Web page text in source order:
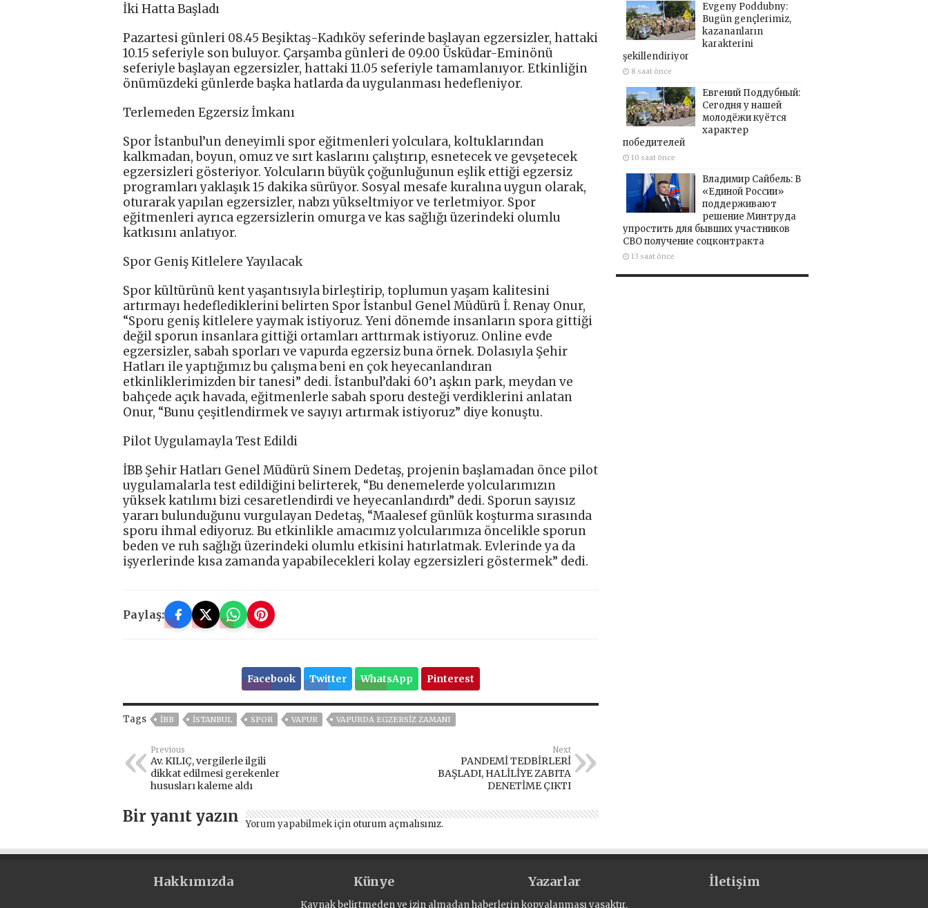
İki Hatta Başladı
Pazartesi günleri 08.45 Beşiktaş-Kadıköy seferinde başlayan egzersizler, hattaki
10.15 seferiyle son buluyor. Çarşamba günleri de 09.00 Üsküdar-Eminönü
seferiyle başlayan egzersizler, hattaki 11.05 seferiyle tamamlanıyor. Etkinliğin
önümüzdeki günlerde başka hatlarda da uygulanması hedefleniyor.
Terlemeden Egzersiz İmkanı
Spor İstanbul’un deneyimli spor eğitmenleri yolculara, koltuklarından
kalkmadan, boyun, omuz ve sırt kaslarını çalıştırıp, esnetecek ve gevşetecek
egzersizleri gösteriyor. Yolcuların büyük çoğunluğunun eşlik ettiği egzersiz
programları yaklaşık 15 dakika sürüyor. Sosyal mesafe kuralına uygun olarak,
oturarak yapılan egzersizler, nabzı yükseltmiyor ve terletmiyor. Spor
eğitmenleri ayrıca egzersizlerin omurga ve kas sağlığı üzerindeki olumlu
katkısını anlatıyor.
Spor Geniş Kitlelere Yayılacak
Spor kültürünü kent yaşantısıyla birleştirip, toplumun yaşam kalitesini
artırmayı hedeflediklerini belirten Spor İstanbul Genel Müdürü İ. Renay Onur,
“Sporu geniş kitlelere yaymak istiyoruz. Yeni dönemde insanların spora gittiği
değil sporun insanlara gittiği ortamları arttırmak istiyoruz. Online evde
egzersizler, sabah sporları ve vapurda egzersiz buna örnek. Dolasıyla Şehir
Hatları ile yaptığımız bu çalışma beni en çok heyecanlandıran
etkinliklerimizden bir tanesi” dedi. İstanbul’daki 60’ı aşkın park, meydan ve
bahçede açık havada, eğitmenlerle sabah sporu desteği verdiklerini anlatan
Onur, “Bunu çeşitlendirmek ve sayıyı artırmak istiyoruz” diye konuştu.
Pilot Uygulamayla Test Edildi
İBB Şehir Hatları Genel Müdürü Sinem Dedetaş, projenin başlamadan önce pilot
uygulamalarla test edildiğini belirterek, “Bu denemelerde yolcularımızın
yüksek katılımı bizi cesaretlendirdi ve heyecanlandırdı” dedi. Sporun sayısız
yararı bulunduğunu vurgulayan Dedetaş, “Maalesef günlük koşturma sırasında
sporu ihmal ediyoruz. Bu etkinlikle amacımız yolcularımıza öncelikle sporun
beden ve ruh sağlığı üzerindeki olumlu etkisini hatırlatmak. Evlerinde ya da
işyerlerinde kısa zamanda yapabilecekleri kolay egzersizleri göstermek” dedi.
Paylaş:
Facebook Twitter WhatsApp Pinterest
Tags İBB ISTANBUL SPOR VAPUR VAPURDA EGZERSİZ ZAMANI
Previous
Av. KILIÇ, vergilerle ilgili
dikkat edilmesi gerekenler
hususları kaleme aldı
Next
PANDEMİ TEDBİRLERİ
BAŞLADI, HALİLİYE ZABITA
DENETİME ÇIKTI
Bir yanıt yazın Yorum yapabilmek için oturum açmalısınız.
Evgeny Poddubny:
Bugün gençlerimiz,
kazananların
karakterini
şekillendiriyor
8 saat önce
Евгений Поддубный:
Сегодня у нашей
молодёжи куётся
характер
победителей
10 saat önce
Владимир Сайбель: В
«Единой России»
поддерживают
решение Минтруда
упростить для бывших участников
СВО получение соцконтракта
13 saat önce
Hakkımızda Künye Yazarlar İletişim
Kaynak belirtmeden ve izin almadan haberlerin kopyalanması yasaktır.